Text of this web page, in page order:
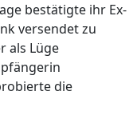
bestätigte ihr Ex-
versendet zu
als Lüge
die